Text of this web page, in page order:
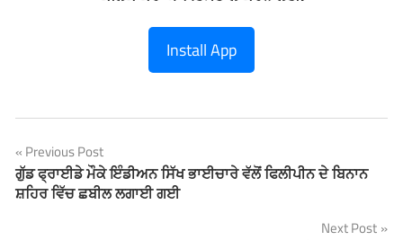
Install App
Post
navigation
Previous Post
ਗੁੱਡ ਫ੍ਰਾਈਡੇ ਮੌਕੇ ਇੰਡੀਅਨ ਸਿੱਖ ਭਾਈਚਾਰੇ ਵੱਲੋਂ ਫਿਲੀਪੀਨ ਦੇ ਬਿਨਾਨ
ਸ਼ਹਿਰ ਵਿੱਚ ਛਬੀਲ ਲਗਾਈ ਗਈ
Next Post